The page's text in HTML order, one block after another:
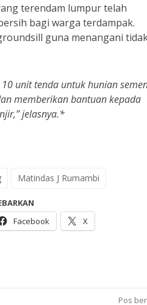
terendam lumpur telah
bagi warga terdampak.
guna menangani
unit tenda untuk hunian
memberikan bantuan kepada
jelasnya.*
Matindas J Rumambi
Facebook
X
Pos